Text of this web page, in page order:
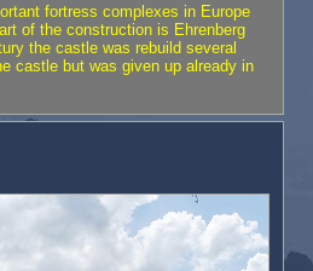
fortress complexes in Europe
of the construction is Ehrenberg
the castle was rebuild several
castle but was given up already in